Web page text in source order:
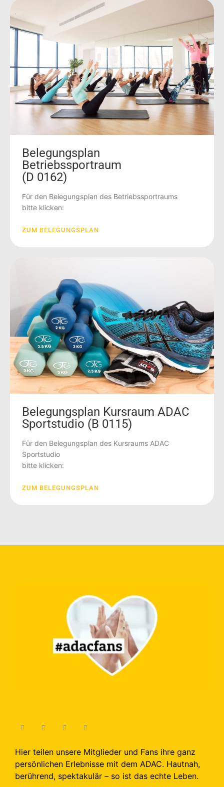
Belegungsplan
Betriebssportraum
(D 0162)
Für den Belegungsplan des Betriebssportraums
bitte klicken:
ZUM BELEGUNGSPLAN
Belegungsplan Kursraum ADAC
Sportstudio (B 0115)
Für den Belegungsplan des Kursraums ADAC
Sportstudio
bitte klicken:
ZUM BELEGUNGSPLAN
Hier teilen unsere Mitglieder und Fans ihre ganz
persönlichen Erlebnisse mit dem ADAC. Hautnah,
berührend, spektakulär – so ist das echte Leben.